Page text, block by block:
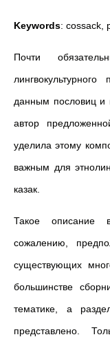
Keywords: cossack,
Почти
данным пословиц и
автор
уделила этому
важным для
казак.
Такое описание
сожалению,
существующих
большинстве
тематике, а
представлено.